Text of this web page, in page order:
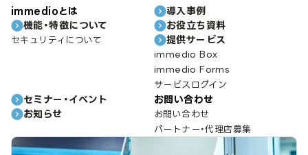
immedioとは
機能・特徴について
セキュリティについて
導入事例
お役立ち資料
提供サービス
immedio Box
immedio Forms
サービスログイン
セミナー・イベント
お知らせ
お問い合わせ
お問い合わせ
パートナー・代理店募集